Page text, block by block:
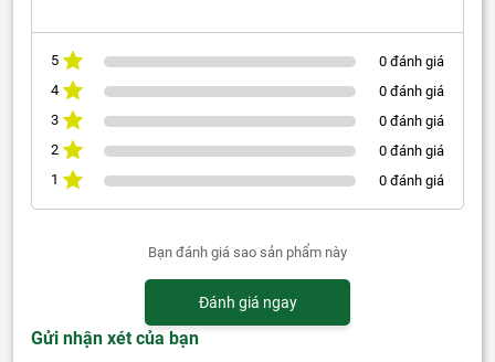
5
0 đánh giá
4
0 đánh giá
3
0 đánh giá
2
0 đánh giá
1
0 đánh giá
Bạn đánh giá sao sản phẩm này
Đánh giá ngay
Gửi nhận xét của bạn